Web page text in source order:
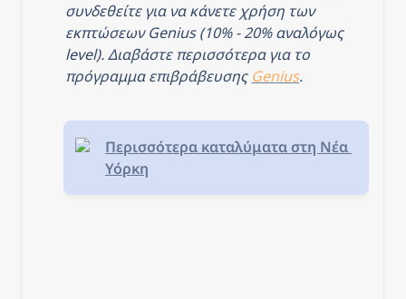
συνδεθείτε για να κάνετε χρήση των
εκπτώσεων Genius (10% - 20% αναλόγως
level). Διαβάστε περισσότερα για το
πρόγραμμα επιβράβευσης Genius.
Περισσότερα καταλύματα στη Νέα
Υόρκη